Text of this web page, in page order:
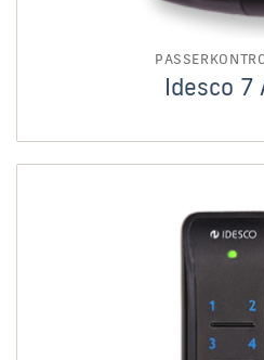
Idesco 7